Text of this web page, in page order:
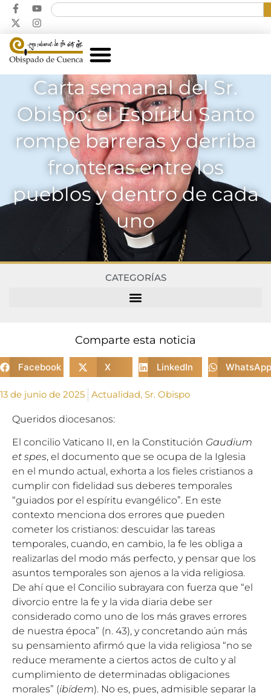
Carta semanal del Sr.
Obispo: el Espíritu Santo
rompe barreras y derriba
fronteras entre los
pueblos y dentro de cada
uno
CATEGORÍAS
Comparte esta noticia
Facebook X LinkedIn WhatsApp
13 de junio de 2025 Actualidad, Sr. Obispo
Queridos diocesanos:
El concilio Vaticano II, en la Constitución Gaudium
et spes, el documento que se ocupa de la Iglesia
en el mundo actual, exhorta a los fieles cristianos a
cumplir con fidelidad sus deberes temporales
“guiados por el espíritu evangélico”. En este
contexto menciona dos errores que pueden
cometer los cristianos: descuidar las tareas
temporales, cuando, en cambio, la fe les obliga a
realizarlas del modo más perfecto, y pensar que los
asuntos temporales son ajenos a la vida religiosa.
De ahí que el Concilio subrayara con fuerza que “el
divorcio entre la fe y la vida diaria debe ser
considerado como uno de los más graves errores
de nuestra época” (n. 43), y concretando aún más
su pensamiento afirmó que la vida religiosa “no se
reduce meramente a ciertos actos de culto y al
cumplimiento de determinadas obligaciones
morales” (ibídem). No es, pues, admisible separar la